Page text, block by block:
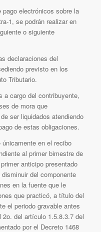
electrónicos sobre la
1, se podrán realizar en
o siguiente
declaraciones del
previsto en los
Tributario.
a cargo del contribuyente,
de mora que
ser liquidados atendiendo
de estas obligaciones.
en el recibo
al primer bimestre de
anticipo presentado
del componente
en la fuente que le
que practicó, a título del
el periodo gravable antes
del artículo 1.5.8.3.7 del
por el Decreto 1468